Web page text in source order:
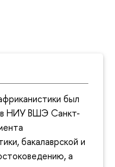
был
в НИУ ВШЭ Санкт-
бакалаврской и
а